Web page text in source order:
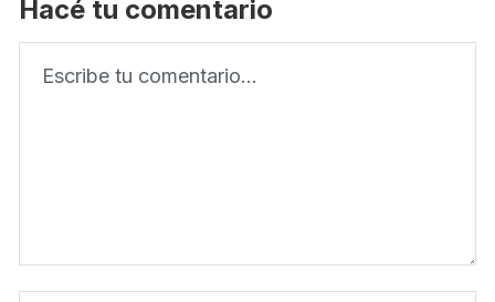
Hacé tu comentario